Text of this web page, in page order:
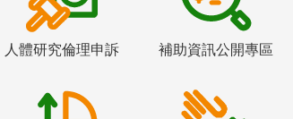
人體研究倫理申訴 補助資訊公開專區